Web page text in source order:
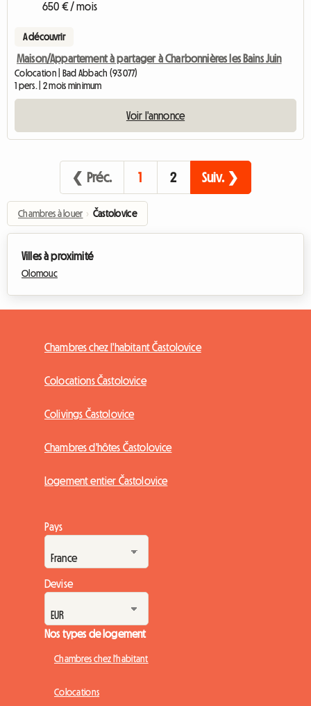
650 € / mois
A découvrir
Maison/Appartement à partager à Charbonnières les Bains Juin
Colocation | Bad Abbach (93077)
1 pers. | 2 mois minimum
Voir l'annonce
❮ Préc. 1 2 Suiv. ❯
Chambres à louer › Častolovice
Villes à proximité
Olomouc
Chambres chez l'habitant Častolovice
Colocations Častolovice
Colivings Častolovice
Chambres d'hôtes Častolovice
Logement entier Častolovice
Pays
Devise
Nos types de logement
Chambres chez l'habitant
Colocations